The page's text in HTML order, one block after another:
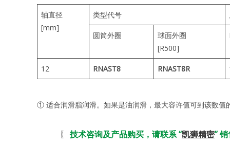
轴直径
[mm]
类型代号
圆筒外圈
球面外圈
[R500]
12 RNAST8 RNAST8R
① 适合润滑脂润滑。如果是油润滑，最大容许值可到该数值
〖 技术咨询及产品购买，请联系 “凯狮精密”